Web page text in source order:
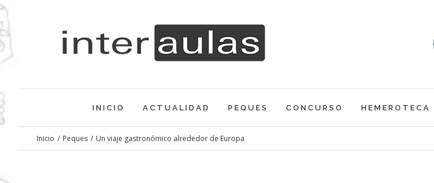
Saltar
al
contenido
INICIO ACTUALIDAD PEQUES CONCURSO HEMEROTECA
Inicio / Peques / Un viaje gastronómico alrededor de Europa